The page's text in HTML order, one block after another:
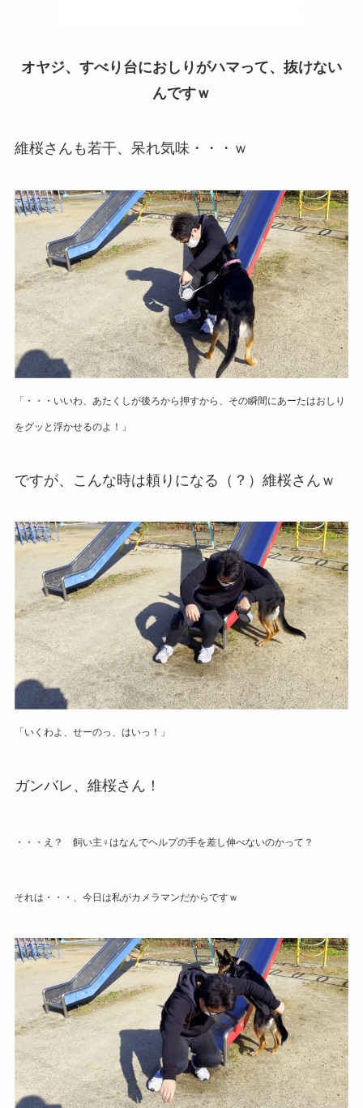
オヤジ、すべり台におしりがハマって、抜けない
んですｗ
維桜さんも若干、呆れ気味・・・ｗ
「・・・いいわ、あたくしが後ろから押すから、その瞬間にあーたはおしり
をグッと浮かせるのよ！」
ですが、こんな時は頼りになる（？）維桜さんｗ
「いくわよ、せーのっ、 はいっ ！」
ガンバレ、維桜さん！
・・・え？ 飼い主♀はなんでヘルプの手を差し伸べないのかって？
それは・・・、今日は私がカメラマンだからですｗ